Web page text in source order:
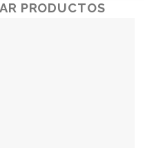
PRODUCTOS